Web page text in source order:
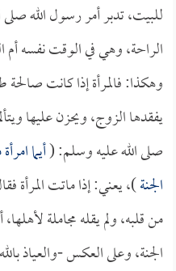
للبيت، تدبر أمر رسول الله
الراحة، وهي في الوقت نفسه أم
وهكذا: فالمرأة إذا كانت صالحة
يفقدها الزوج، ويحزن عليها
صلى الله عليه وسلم: (أيما
الجنة)، يعني: إذا ماتت المرأة
من قلبه، ولم يقله مجاملة
الجنة، وعلى العكس -والعياذ